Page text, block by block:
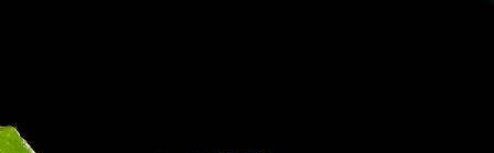
vleermuis